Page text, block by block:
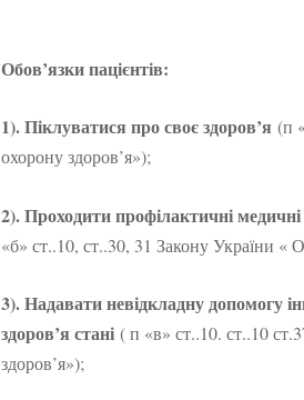
Обов’язки пацієнтів:
1). Піклуватися про своє здоров’я (п
охорону здоров’я»);
2). Проходити профілактичні
«б» ст..10, ст..30, 31 Закону України «
3). Надавати невідкладну допомогу
здоров’я стані ( п «в» ст..10. ст..10
здоров’я»);